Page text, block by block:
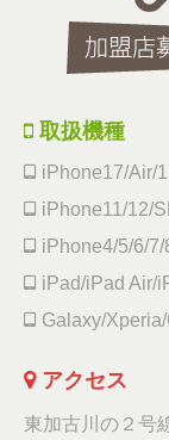
取扱機種
iPhone17/Air/
iPhone11/12/
iPhone4/5/6/
iPad/iPad Air/
Galaxy/
アクセス
東加古川の２号